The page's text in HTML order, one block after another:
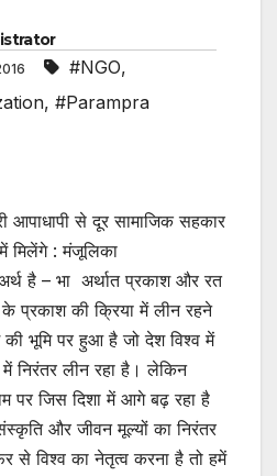
#NGO,
, #Parampra
है – भा अर्थात प्रकाश और रत
के प्रकाश की क्रिया में लीन रहने
की भूमि पर हुआ है जो देश विश्व में
निरंतर लीन रहा है। लेकिन
पर जिस दिशा में आगे बढ़ रहा है
और जीवन मूल्यों का निरंतर
से विश्व का नेतृत्व करना है तो हमें